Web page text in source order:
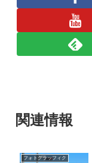
関連情報
フォトグラッフィク